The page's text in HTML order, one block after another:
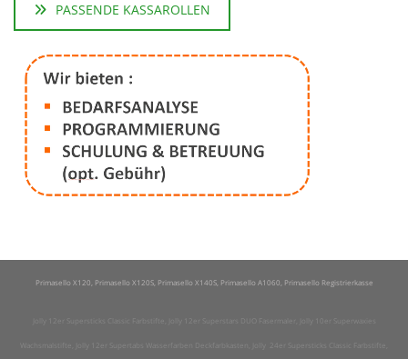
PASSENDE KASSAROLLEN
Primasello X120, Primasello X120S, Primasello X140S, Primasello A1060, Primasello Registrierkasse
Jolly 12er Supersticks Classic Farbstifte, Jolly 12er Superstars DUO Fasermaler, Jolly 10er Superwaxies
Wachsmalstifte, Jolly 12er Supertabs Wasserfarben Deckfarbkasten, Jolly 24er Supersticks Classic Farbstifte,